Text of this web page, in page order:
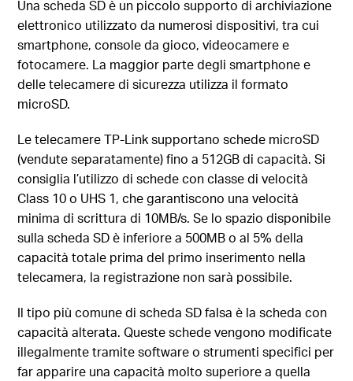
Una scheda SD è un piccolo supporto di archiviazione
elettronico utilizzato da numerosi dispositivi, tra cui
smartphone, console da gioco, videocamere e
fotocamere. La maggior parte degli smartphone e
delle telecamere di sicurezza utilizza il formato
microSD.
Le telecamere TP-Link supportano schede microSD
(vendute separatamente) fino a 512GB di capacità. Si
consiglia l’utilizzo di schede con classe di velocità
Class 10 o UHS 1, che garantiscono una velocità
minima di scrittura di 10MB/s. Se lo spazio disponibile
sulla scheda SD è inferiore a 500MB o al 5% della
capacità totale prima del primo inserimento nella
telecamera, la registrazione non sarà possibile.
Il tipo più comune di scheda SD falsa è la scheda con
capacità alterata. Queste schede vengono modificate
illegalmente tramite software o strumenti specifici per
far apparire una capacità molto superiore a quella